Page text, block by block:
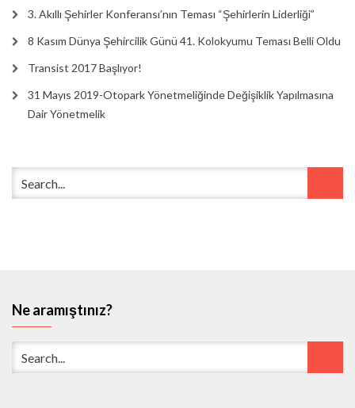
3. Akıllı Şehirler Konferansı’nın Teması “Şehirlerin Liderliği”
8 Kasım Dünya Şehircilik Günü 41. Kolokyumu Teması Belli Oldu
Transist 2017 Başlıyor!
31 Mayıs 2019-Otopark Yönetmeliğinde Değişiklik Yapılmasına
Dair Yönetmelik
Ne aramıştınız?